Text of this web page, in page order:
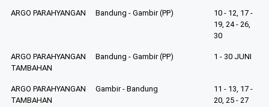
ARGO PARAHYANGAN Bandung - Gambir (PP)
10 - 12, 17 -
19, 24 - 26,
30
ARGO PARAHYANGAN
TAMBAHAN
Bandung - Gambir (PP) 1 - 30 JUNI
ARGO PARAHYANGAN
TAMBAHAN
Gambir - Bandung
11 - 13, 17 -
20, 25 - 27